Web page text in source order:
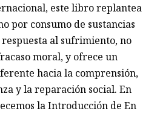
este libro replantea
por consumo de sustancias
respuesta al sufrimiento, no
moral, y ofrece un
hacia la comprensión,
y la reparación social. En
la Introducción de En